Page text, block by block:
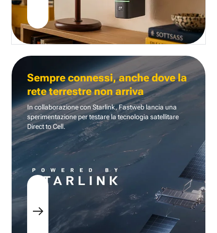
Sempre connessi, anche dove la
rete terrestre non arriva
In collaborazione con Starlink, Fastweb lancia una
sperimentazione per testare la tecnologia satellitare
Direct to Cell.